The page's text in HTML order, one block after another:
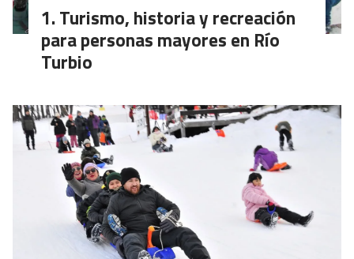
Turismo, historia y recreación
para personas mayores en Río
Turbio